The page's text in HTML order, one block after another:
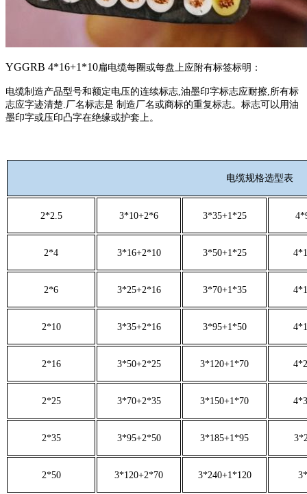
YGGRB 4*16+1*10扁电缆每圈或每盘上应附有标签标明：
电缆制造产品型号和额定电压的连续标志,油墨印字标志应耐擦,所有标
志应字迹清楚.厂名标志是 制造厂名或商标的重复标志。标志可以用油
墨印字或压印凸字在绝缘或护套上。
电缆规格选型表
2*2.5 3*10+2*6 3*35+1*25
2*4 3*16+2*10 3*50+1*25
2*6 3*25+2*16 3*70+1*35
2*10 3*35+2*16 3*95+1*50
2*16 3*50+2*25 3*120+1*70
2*25 3*70+2*35 3*150+1*70
2*35 3*95+2*50 3*185+1*95
2*50 3*120+2*70 3*240+1*120